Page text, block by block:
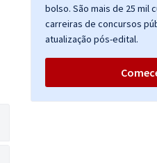
bolso. São mais de 25 mil
carreiras de concursos
atualização pós-edital.